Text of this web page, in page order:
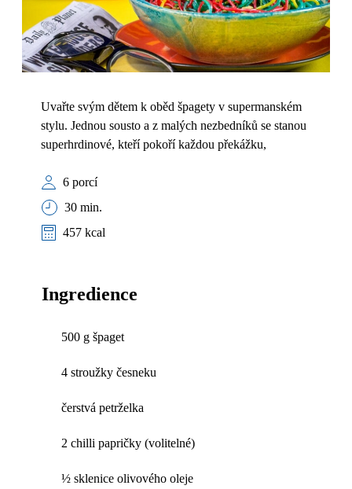
Uvařte svým dětem k oběd špagety v supermanském
stylu. Jednou sousto a z malých nezbedníků se stanou
superhrdinové, kteří pokoří každou překážku,
6 porcí
30 min.
457 kcal
Ingredience
500 g špaget
4 stroužky česneku
čerstvá petrželka
2 chilli papričky (volitelné)
½ sklenice olivového oleje